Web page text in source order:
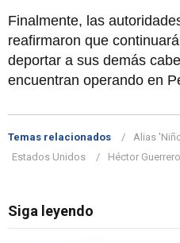
Finalmente, las
reafirmaron que
deportar a sus demás
encuentran operando en
Temas relacionados Alias
Estados Unidos
Héctor Guerrero
Siga leyendo